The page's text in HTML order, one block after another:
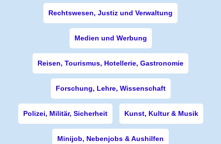
Rechtswesen, Justiz und Verwaltung
Medien und Werbung
Reisen, Tourismus, Hotellerie, Gastronomie
Forschung, Lehre, Wissenschaft
Polizei, Militär, Sicherheit Kunst, Kultur & Musik
Minijob, Nebenjobs & Aushilfen